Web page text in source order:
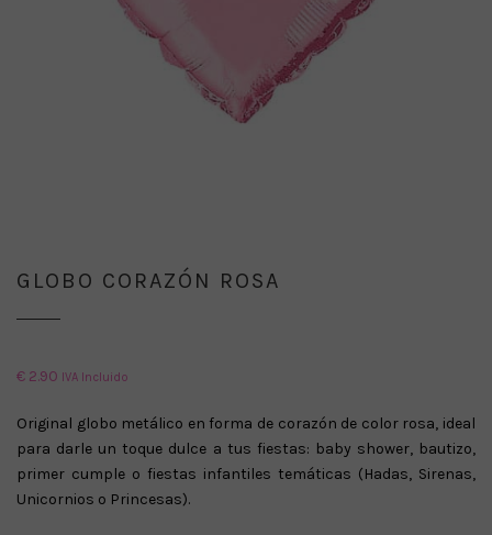
GLOBO CORAZÓN ROSA
€ 2.90 IVA Incluido
Original globo metálico en forma de corazón de color rosa, ideal
para darle un toque dulce a tus fiestas: baby shower, bautizo,
primer cumple o fiestas infantiles temáticas (Hadas, Sirenas,
Unicornios o Princesas).